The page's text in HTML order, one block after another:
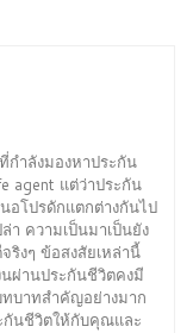
กำลังมองหาประกัน
agent แต่ว่าประกัน
อโปรดักแตกต่างกันไป
า ความเป็นมาเป็นยัง
ริงๆ ข้อสงสัยเหล่านี้
ผ่านประกันชีวิตคงมี
บาทสำคัญอย่างมาก
กันชีวิตให้กับคุณและ